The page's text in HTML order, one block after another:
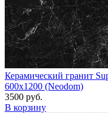
Керамический гранит
600x1200 (Neodom)
3500 руб.
В корзину